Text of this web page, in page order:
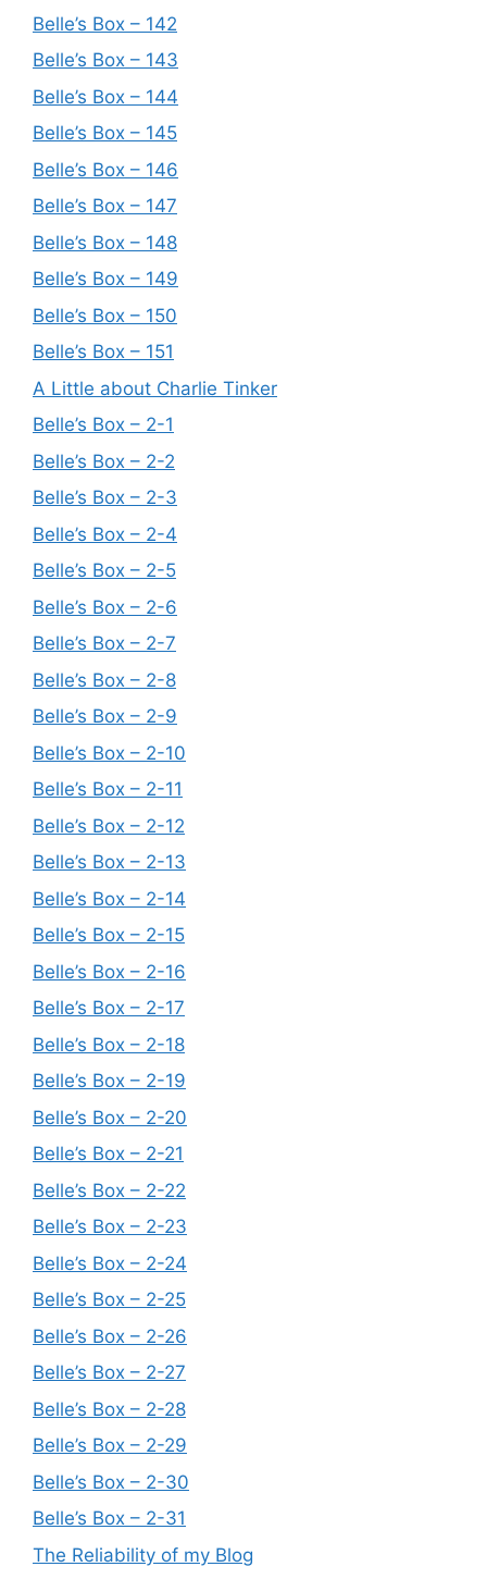
Belle’s Box – 142
Belle’s Box – 143
Belle’s Box – 144
Belle’s Box – 145
Belle’s Box – 146
Belle’s Box – 147
Belle’s Box – 148
Belle’s Box – 149
Belle’s Box – 150
Belle’s Box – 151
A Little about Charlie Tinker
Belle’s Box – 2-1
Belle’s Box – 2-2
Belle’s Box – 2-3
Belle’s Box – 2-4
Belle’s Box – 2-5
Belle’s Box – 2-6
Belle’s Box – 2-7
Belle’s Box – 2-8
Belle’s Box – 2-9
Belle’s Box – 2-10
Belle’s Box – 2-11
Belle’s Box – 2-12
Belle’s Box – 2-13
Belle’s Box – 2-14
Belle’s Box – 2-15
Belle’s Box – 2-16
Belle’s Box – 2-17
Belle’s Box – 2-18
Belle’s Box – 2-19
Belle’s Box – 2-20
Belle’s Box – 2-21
Belle’s Box – 2-22
Belle’s Box – 2-23
Belle’s Box – 2-24
Belle’s Box – 2-25
Belle’s Box – 2-26
Belle’s Box – 2-27
Belle’s Box – 2-28
Belle’s Box – 2-29
Belle’s Box – 2-30
Belle’s Box – 2-31
The Reliability of my Blog